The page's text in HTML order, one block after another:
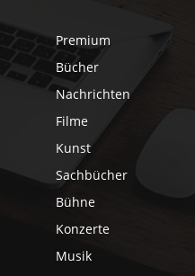
Premium
Bücher
Nachrichten
Filme
Kunst
Sachbücher
Bühne
Konzerte
Musik